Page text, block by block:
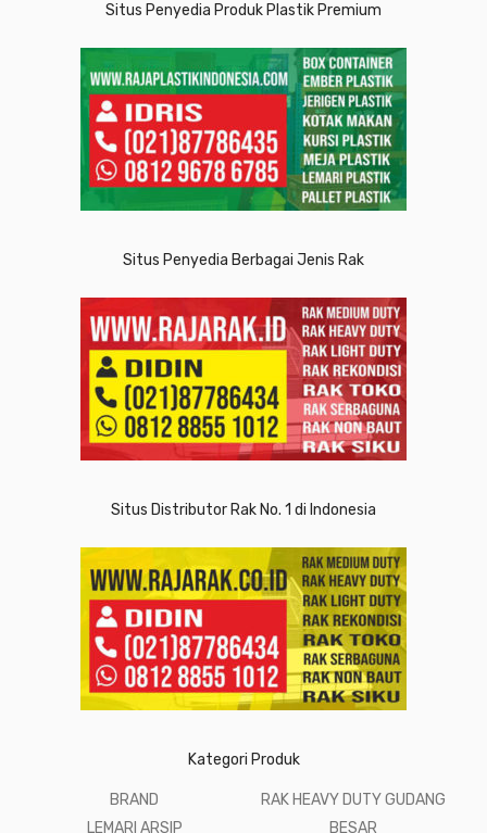
Situs Penyedia Produk Plastik Premium
Situs Penyedia Berbagai Jenis Rak
Situs Distributor Rak No. 1 di Indonesia
Kategori Produk
BRAND
LEMARI ARSIP
RAK HEAVY DUTY GUDANG
BESAR